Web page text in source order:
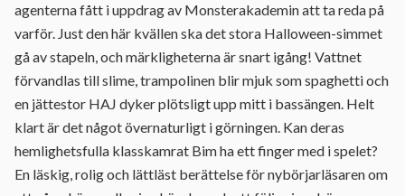
agenterna fått i uppdrag av Monsterakademin att ta reda på
varför. Just den här kvällen ska det stora Halloween-simmet
gå av stapeln, och märkligheterna är snart igång! Vattnet
förvandlas till slime, trampolinen blir mjuk som spaghetti och
en jättestor HAJ dyker plötsligt upp mitt i bassängen. Helt
klart är det något övernaturligt i görningen. Kan deras
hemlighetsfulla klasskamrat Bim ha ett finger med i spelet?
En läskig, rolig och lättläst berättelse för nybörjarläsaren om